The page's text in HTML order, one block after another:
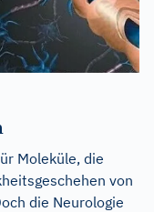
Moleküle, die
von
die Neurologie